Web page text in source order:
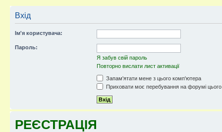
Вхід
Ім'я користувача:
Пароль:
Я забув свій пароль
Повторно вислати лист активації
Запам'ятати мене з цього комп'ютера
Приховати моє перебування на форумі
РЕЄСТРАЦІЯ